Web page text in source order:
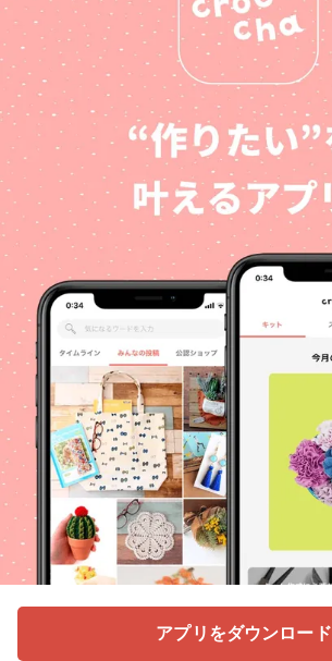
アプリをダウンロード